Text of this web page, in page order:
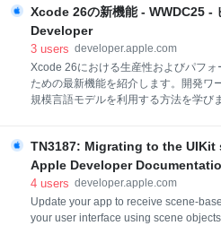
性 10:31 - 原理 18:53 - 次のステップ
Adopting Liquid Glass Human Interface
Human Interface Guidelines: Materials
雰囲気の進化における 大きな前進です
コシステム全体にわたり アプリとシス
軟で 動的
Xcode 26の新機能 - WWDC25 -
Developer
3 users developer.apple.com
Xcode 26における生産性およびパフォ
ための最新機能を紹介します。開発ワ
規模言語モデルを利用する方法を学び
オープンソースのビルドシステムエン
説明します。 関連する章 0:00 - イント
0:49 - 最適化 1:42 - ワークスペースと
ンテリジェンス 17:47 - デバッグとパ
27:50 - ビルド 30:15 - テスト 36:10 -
TN3187: Migrating to the
Apple Developer
4 users developer.apple.com
Update your app to receive scene-
your user interface using scene